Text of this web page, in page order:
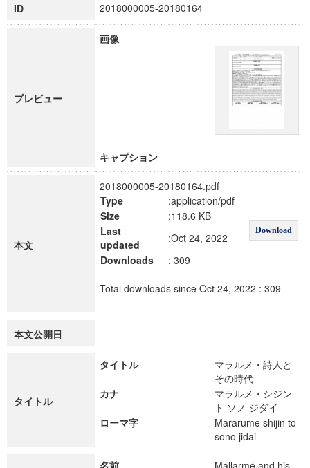
ID 2018000005-20180164
プレビュー
画像
キャプション
本文
2018000005-20180164.pdf
Type
:application/pdf
Download
Size
:118.6 KB
Last
updated
:Oct 24, 2022
Downloads
: 309
Total downloads since Oct 24, 2022 : 309
本文公開日
タイトル
タイトル
マラルメ・詩人と
その時代
カナ
マラルメ・シジン
ト ソノ ジダイ
ローマ字
Mararume shijin to
sono jidai
名前
Mallarmé and his